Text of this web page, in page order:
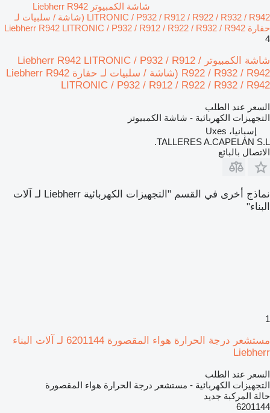
شاشة الكمبيوتر Liebherr R942
LITRONIC / P932 / R912 / R922 / R932 / R942 (شاشة / سلبيات لـ
حفارة Liebherr R942 LITRONIC / P932 / R912 / R922 / R932 / R942
4
شاشة الكمبيوتر Liebherr R942 LITRONIC / P932 / R912 /
R922 / R932 / R942 (شاشة / سلبيات لـ حفارة Liebherr R942
LITRONIC / P932 / R912 / R922 / R932 / R942
السعر عند الطلب
التجهيزات الكهربائية - شاشة الكمبيوتر
إسبانيا، Uxes
TALLERES A.CAPELÁN S.L.
الاتصال بالبائع
نماذج أخرى في القسم "التجهيزات الكهربائية Liebherr لـ آلات
البناء"
1
مستشعر درجة الحرارة هواء المقصورة 6201144 لـ آلات البناء
Liebherr
السعر عند الطلب
التجهيزات الكهربائية - مستشعر درجة الحرارة هواء المقصورة
حالة المركبة جديد
6201144